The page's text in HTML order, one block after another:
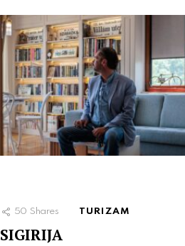
50 Shares TURIZAM
SIGIRIJA